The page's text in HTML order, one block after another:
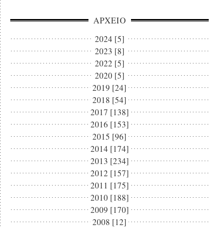
ΑΡΧΕΙΟ
2024 [5]
2023 [8]
2022 [5]
2020 [5]
2019 [24]
2018 [54]
2017 [138]
2016 [153]
2015 [96]
2014 [174]
2013 [234]
2012 [157]
2011 [175]
2010 [188]
2009 [170]
2008 [12]